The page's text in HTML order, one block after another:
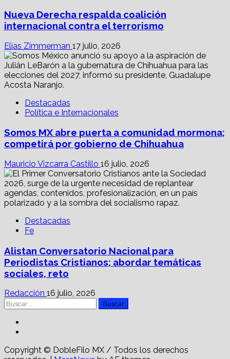
Nueva Derecha respalda coalición
internacional contra el terrorismo
Elías Zimmerman 17 julio, 2026
Destacadas
Política e Internacionales
Somos MX abre puerta a comunidad mormona;
competirá por gobierno de Chihuahua
Mauricio Vizcarra Castillo 16 julio, 2026
Destacadas
Fe
Alistan Conversatorio Nacional para
Periodistas Cristianos; abordar temáticas
sociales, reto
Redacción 16 julio, 2026
Buscar:
Copyright © DobleFilo MX / Todos los derechos